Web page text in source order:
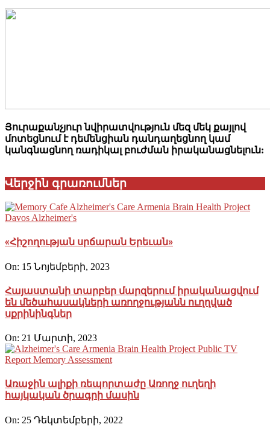
Յուրաքանչյուր նվիրատվություն մեզ մեկ քայլով
մոտեցնում է դեմենցիան դանդաղեցնող կամ
կանգնացնող ռադիկալ բուժման իրականացնելուն:
Վերջին գրառումներ
«Հիշողության սրճարան Երեւան»
On: 15 Նոյեմբերի, 2023
Հայաստանի տարբեր մարզերում իրականացվում
են մեծահասակների առողջությանն ուղղված
սքրինինգներ
On: 21 Մարտի, 2023
Առաջին ալիքի ռեպորտաժը Առողջ ուղեղի
հայկական ծրագրի մասին
On: 25 Դեկտեմբերի, 2022